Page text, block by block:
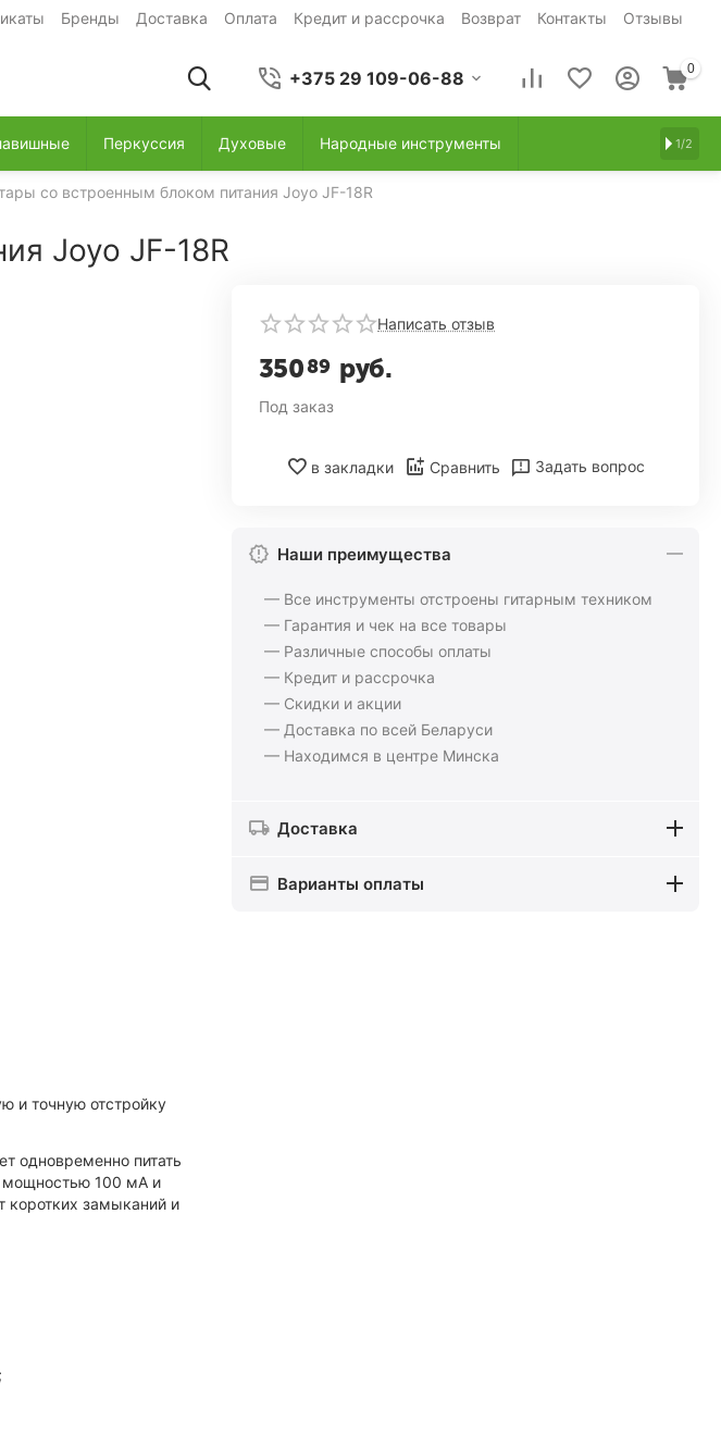
Бренды Доставка Оплата Кредит и рассрочка Возврат Контакты Отзывы
+375 29 109-06-88 0
Перкуссия Духовые Народные инструменты 1/2
со встроенным блоком питания Joyo JF-18R
Joyo JF-18R
Написать отзыв
35089 руб.
Под заказ
в закладки Сравнить Задать вопрос
Наши преимущества
— Все инструменты отстроены гитарным техником
— Гарантия и чек на все товары
— Различные способы оплаты
— Кредит и рассрочка
— Скидки и акции
— Доставка по всей Беларуси
— Находимся в центре Минска
Доставка
Варианты оплаты
и точную отстройку
одновременно питать
мощностью 100 мА и
замыканий и